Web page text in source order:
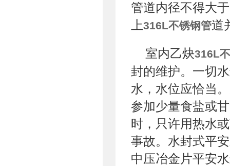
管道内径不得大
上316L不锈钢管道
室内乙炔316L
封的维护。一切
水，水位应恰当
参加少量食盐或
时，只许用热水
事故。水封式平
中压冶金片平安